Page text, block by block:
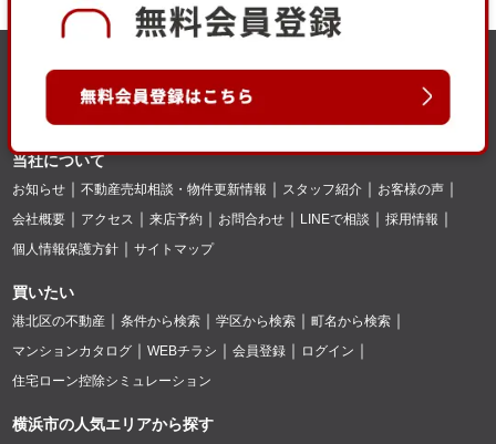
当社について
お知らせ 不動産売却相談・物件更新情報 スタッフ紹介
お客様の声
会社概要
アクセス 来店予約 お問合わせ LINEで相談
採用情報
個人情報保護方針
サイトマップ
買いたい
港北区の不動産 条件から検索 学区から検索
町名から検索
マンションカタログ
WEBチラシ 会員登録
ログイン
住宅ローン控除シミュレーション
横浜市の人気エリアから探す